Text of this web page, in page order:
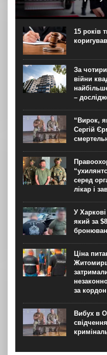
Президент України
Сербії разом із
провести переговори з
Вучичем та прем’єр-
Зеленський повідомив...
15 років
За
війни
–
“Вирок,
Сергій
серед
лікар і
У
який за
Ціна
за кордон
Вибух в